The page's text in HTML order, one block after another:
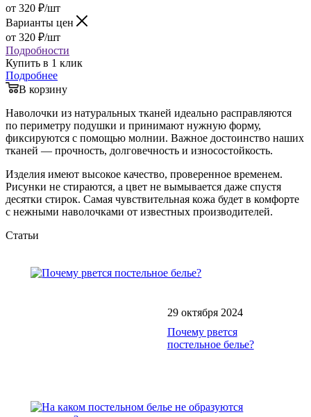
от 320 ₽/шт
Варианты цен
от 320 ₽/шт
Подробности
Купить в 1 клик
Подробнее
В корзину
Наволочки из натуральных тканей идеально расправляются
по периметру подушки и принимают нужную форму,
фиксируются с помощью молнии. Важное достоинство наших
тканей — прочность, долговечность и износостойкость.
Изделия имеют высокое качество, проверенное временем.
Рисунки не стираются, а цвет не вымывается даже спустя
десятки стирок. Самая чувствительная кожа будет в комфорте
с нежными наволочками от известных производителей.
Статьи
29 октября 2024
Почему рвется
постельное белье?